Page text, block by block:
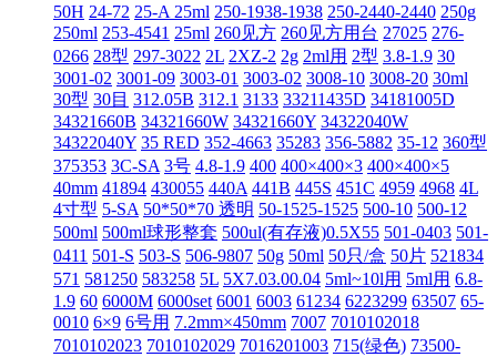
50H 24‐72 25-A 25ml 250-1938-1938 250-2440-2440 250g
250ml 253-4541 25ml 260见方 260见方用台 27025 276-
0266 28型 297-3022 2L 2XZ-2 2g 2ml用 2型 3.8-1.9 30
3001-02 3001-09 3003-01 3003-02 3008-10 3008-20 30ml
30型 30目 312.05B 312.1 3133 33211435D 34181005D
34321660B 34321660W 34321660Y 34322040W
34322040Y 35 RED 352-4663 35283 356-5882 35‐12 360型
375353 3C-SA 3号 4.8-1.9 400 400×400×3 400×400×5
40mm 41894 430055 440A 441B 445S 451C 4959 4968 4L
4寸型 5-SA 50*50*70 透明 50-1525-1525 500-10 500-12
500ml 500ml球形整套 500ul(有存液)0.5X55 501-0403 501-
0411 501-S 503-S 506-9807 50g 50ml 50只/盒 50片 521834
571 581250 583258 5L 5X7.03.00.04 5ml~10l用 5ml用 6.8-
1.9 60 6000M 6000set 6001 6003 61234 6223299 63507 65-
0010 6×9 6号用 7.2mm×450mm 7007 7010102018
7010102023 7010102029 7016201003 715(绿色) 73500-